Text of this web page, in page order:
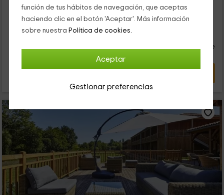
función de tus hábitos de navegación, que aceptas
haciendo clic en el botón 'Aceptar'. Más información
sobre nuestra Política de cookies.
Aceptar
Gestionar preferencias
Respuesta superior a 72h
persona y noche